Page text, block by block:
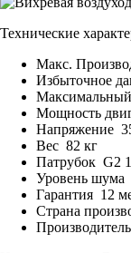
Технические
Макс.
Избыточное
Мощность
Напряжение
Вес 82 кг
Патрубок G2
Уровень шума
Гарантия 12
Страна
Производитель